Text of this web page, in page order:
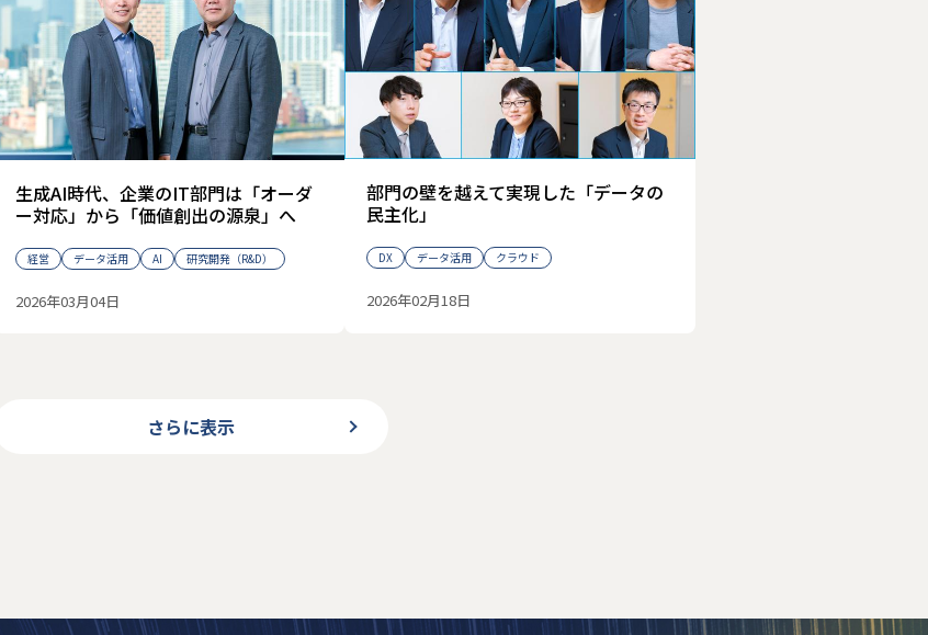
生成AI時代、企業のIT部門は「オーダ
ー対応」から「価値創出の源泉」へ
経営 データ活用 AI 研究開発（R&D）
2026年03月04日
部門の壁を越えて実現した「データの
民主化」
DX データ活用 クラウド
2026年02月18日
さらに表示